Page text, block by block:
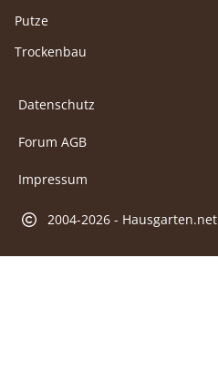
Putze
Trockenbau
Datenschutz
Forum AGB
Impressum
2004-2026 - Hausgarten.net